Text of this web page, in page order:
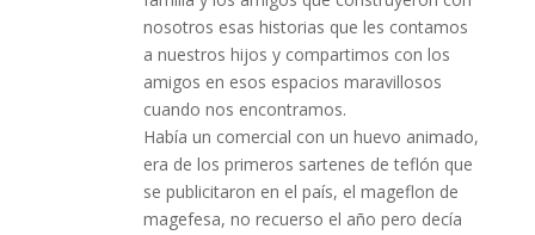
nosotros esas historias que les contamos
a nuestros hijos y compartimos con los
amigos en esos espacios maravillosos
cuando nos encontramos.
Había un comercial con un huevo animado,
era de los primeros sartenes de teflón que
se publicitaron en el país, el mageflon de
magefesa, no recuerso el año pero decía